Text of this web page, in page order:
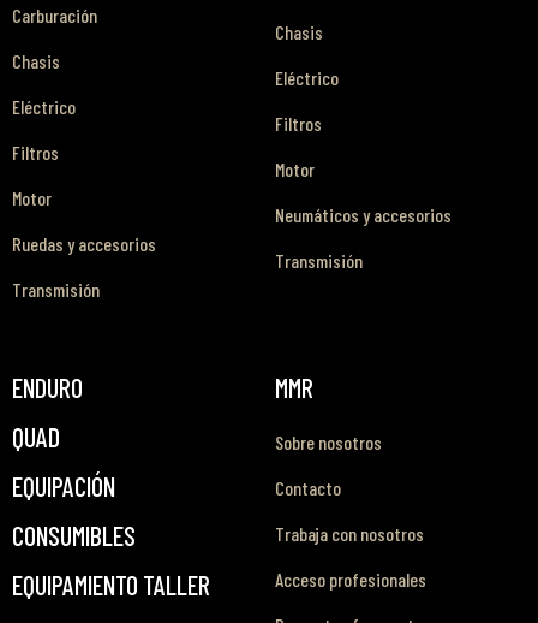
Carburación
Chasis
Eléctrico
Filtros
Motor
Ruedas y accesorios
Transmisión
Chasis
Eléctrico
Filtros
Motor
Neumáticos y accesorios
Transmisión
ENDURO
QUAD
EQUIPACIÓN
CONSUMIBLES
EQUIPAMIENTO TALLER
MMR
Sobre nosotros
Contacto
Trabaja con nosotros
Acceso profesionales